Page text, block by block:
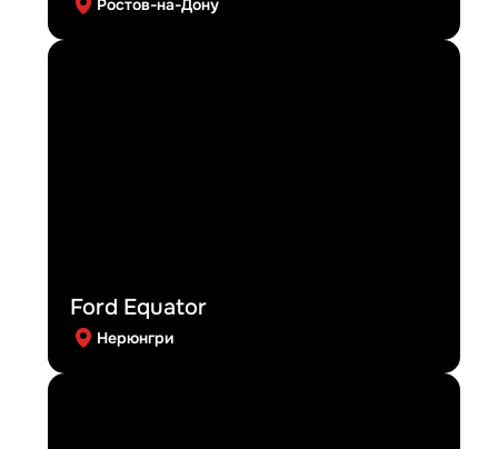
Ростов-на-Дону
Ford Equator
Нерюнгри